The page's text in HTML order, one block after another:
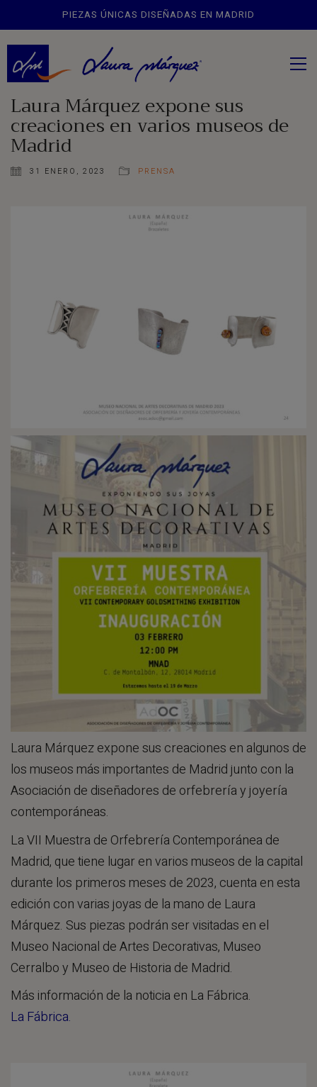
PIEZAS ÚNICAS DISEÑADAS EN MADRID
Laura Márquez expone sus
creaciones en varios museos de
Madrid
31 ENERO, 2023 PRENSA
Laura Márquez expone sus creaciones en algunos de
los museos más importantes de Madrid junto con la
Asociación de diseñadores de orfebrería y joyería
contemporáneas.
La VII Muestra de Orfebrería Contemporánea de
Madrid, que tiene lugar en varios museos de la capital
durante los primeros meses de 2023, cuenta en esta
edición con varias joyas de la mano de Laura
Márquez. Sus piezas podrán ser visitadas en el
Museo Nacional de Artes Decorativas, Museo
Cerralbo y Museo de Historia de Madrid.
Más información de la noticia en La Fábrica.
La Fábrica.